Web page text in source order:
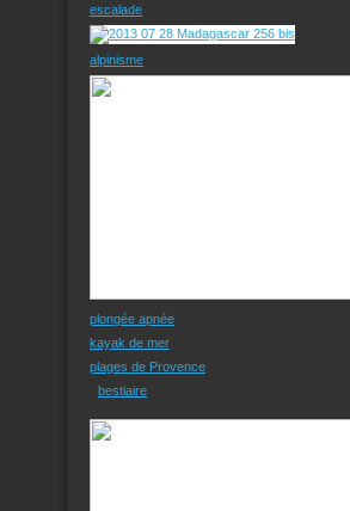
escalade
alpinisme
plongée apnée
kayak de mer
plages de Provence
bestiaire